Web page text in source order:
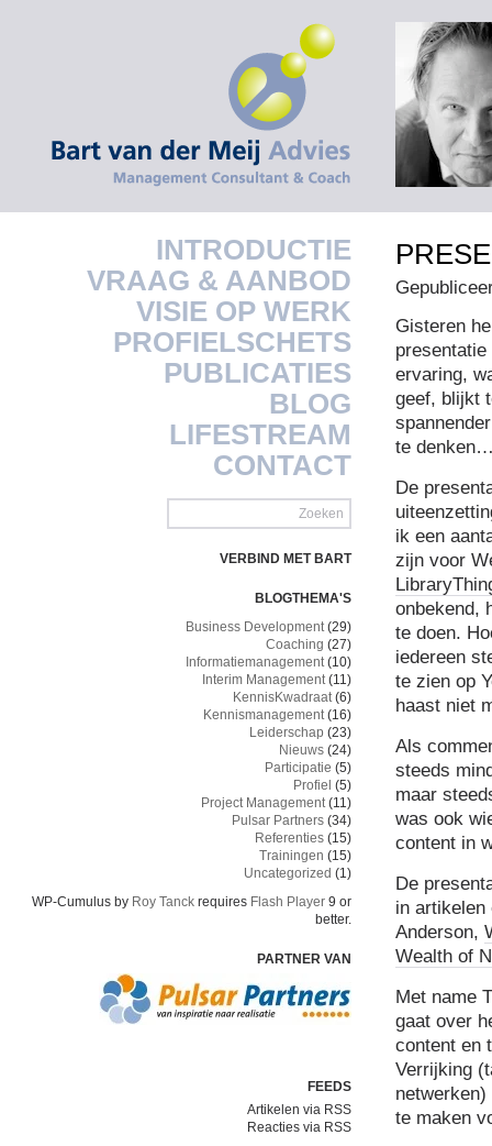
INTRODUCTIE
VRAAG & AANBOD
VISIE OP WERK
PROFIELSCHETS
PUBLICATIES
BLOG
LIFESTREAM
CONTACT
VERBIND MET BART
BLOGTHEMA'S
Business Development(29)
Coaching (27)
Informatiemanagement(10)
Interim Management(11)
KennisKwadraat(6)
Kennismanagement(16)
Leiderschap (23)
Nieuws (24)
Participatie (5)
Profiel (5)
Project Management(11)
Pulsar Partners (34)
Referenties (15)
Trainingen (15)
Uncategorized (1)
WP-Cumulus by Roy Tanck requires Flash Player 9 or
better.
PARTNER VAN
FEEDS
Artikelen via RSS
Reacties via RSS
Gisteren
presentatie
ervaring,
geef, blijkt
te
De
ik een
zijn voor
onbekend,
te doen.
iedereen
te zien op
haast niet
Als
steeds
maar
was ook
content in
De
in
Anderson,
Wealth of
Met name
gaat over
content en
Verrijking
te maken